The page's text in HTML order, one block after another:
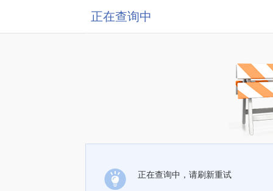
正在查询中
正在查询中，请刷新重试